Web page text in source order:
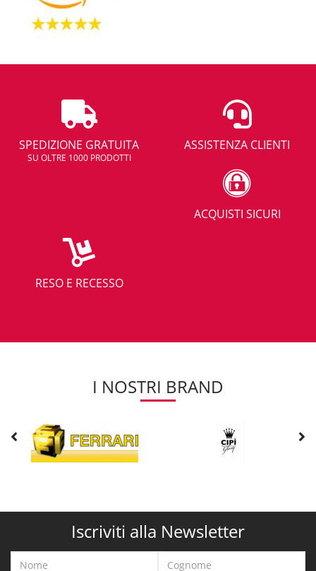
SPEDIZIONE GRATUITA
SU OLTRE 1000 PRODOTTI
ASSISTENZA CLIENTI
ACQUISTI SICURI
RESO E RECESSO
I NOSTRI BRAND
Iscriviti alla Newsletter